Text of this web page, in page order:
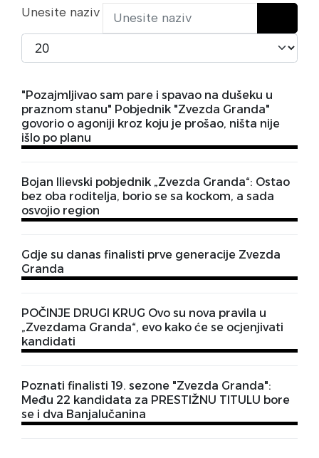
Unesite naziv
Prikaži broj
"Pozajmljivao sam pare i spavao na dušeku u
praznom stanu" Pobjednik "Zvezda Granda"
govorio o agoniji kroz koju je prošao, ništa nije
išlo po planu
Bojan Ilievski pobjednik „Zvezda Granda“: Ostao
bez oba roditelja, borio se sa kockom, a sada
osvojio region
Gdje su danas finalisti prve generacije Zvezda
Granda
POČINJE DRUGI KRUG Ovo su nova pravila u
„Zvezdama Granda“, evo kako će se ocjenjivati
kandidati
Poznati finalisti 19. sezone "Zvezda Granda":
Među 22 kandidata za PRESTIŽNU TITULU bore
se i dva Banjalučanina